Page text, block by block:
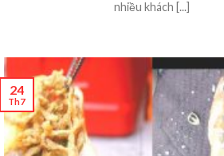
nhiều khách [...]
24
Th7